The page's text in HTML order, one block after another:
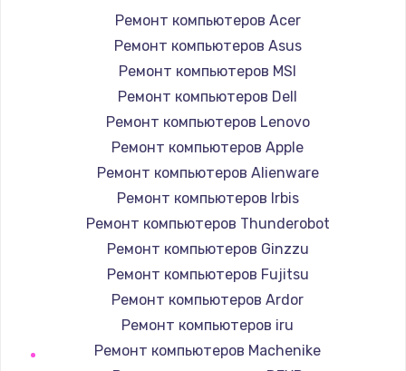
Заказать
Настройка ОС
Заказать
Чистка от пыли
1060 руб.
Замена южного моста
2750 руб.
Ремонт компьютеров Acer
Ремонт компьютеров Asus
Ремонт компьютеров MSI
Ремонт компьютеров Dell
Ремонт компьютеров Lenovo
Ремонт компьютеров Apple
Ремонт компьютеров Alienware
Ремонт компьютеров Irbis
Ремонт компьютеров Thunderobot
Ремонт компьютеров Ginzzu
Ремонт компьютеров Fujitsu
Ремонт компьютеров Ardor
Ремонт компьютеров iru
Ремонт компьютеров Machenike